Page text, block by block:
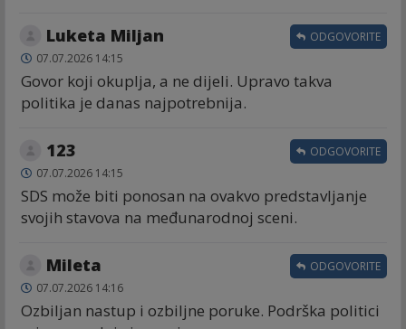
Luketa Miljan
07.07.2026 14:15
Govor koji okuplja, a ne dijeli. Upravo takva
politika je danas najpotrebnija.
ODGOVORITE
123
07.07.2026 14:15
SDS može biti ponosan na ovakvo predstavljanje
svojih stavova na međunarodnoj sceni.
ODGOVORITE
Mileta
07.07.2026 14:16
Ozbiljan nastup i ozbiljne poruke. Podrška politici
ODGOVORITE